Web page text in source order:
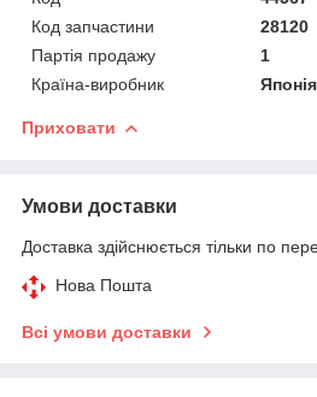
Код запчастини
28120
Партія продажу
1
Країна-виробник
Японія
Приховати
Умови доставки
Доставка здійснюється тільки по
Нова Пошта
Всі умови доставки